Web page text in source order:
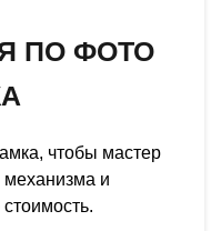
ПО ФОТО
чтобы мастер
механизма и